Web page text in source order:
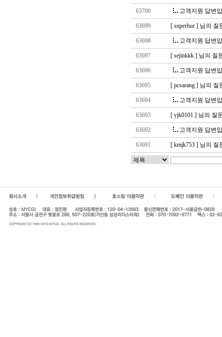
63700 고객지원 답변
63699 [ superhur ] 님의 질
63698 고객지원 답변
63697 [ sejinkkk ] 님의 질
63696 고객지원 답변
63695 [ pcsarang ] 님의 질
63694 고객지원 답변
63693 [ yjk0101 ] 님의 질
63692 고객지원 답변
63691 [ kmjk753 ] 님의 질